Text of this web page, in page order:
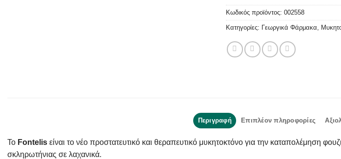
Κωδικός προϊόντος: 002558
Κατηγορίες: Γεωργικά Φάρμακα
Περιγραφή Επιπλέον πληροφορίες
Το Fontelis είναι το νέο προστατευτικό και θεραπευτικό μυκητοκτόνο για την καταπολέμηση
σκληρωτήνιας σε λαχανικά.